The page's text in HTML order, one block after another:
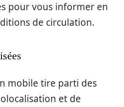
pour vous informer en
de circulation.
mobile tire parti des
et de